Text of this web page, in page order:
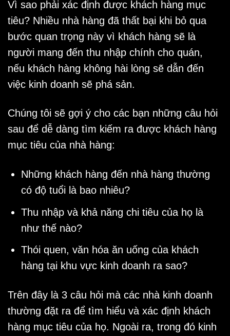
Vì sao phải xác định được khách hàng mục
tiêu? Nhiều nhà hàng đã thất bại khi bỏ qua
bước quan trọng này vì khách hàng sẽ là
người mang đến thu nhập chính cho quán,
nếu khách hàng không hài lòng sẽ dẫn đến
việc kinh doanh sẽ phá sản.
Chúng tôi sẽ gợi ý cho các bạn những câu hỏi
sau để dễ dàng tìm kiếm ra được khách hàng
mục tiêu của nhà hàng:
Những khách hàng đến nhà hàng thường
có độ tuổi là bao nhiêu?
Thu nhập và khả năng chi tiêu của họ là
như thế nào?
Thói quen, văn hóa ăn uống của khách
hàng tại khu vực kinh doanh ra sao?
Trên đây là 3 câu hỏi mà các nhà kinh doanh
thường đặt ra để tìm hiểu và xác định khách
hàng mục tiêu của họ. Ngoài ra, trong đó kinh